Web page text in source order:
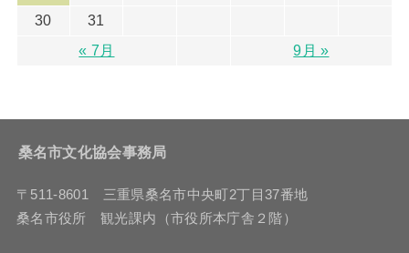
30
31
« 7月
9月 »
桑名市文化協会事務局
〒511-8601 三重県桑名市中央町2丁目37番地
桑名市役所 観光課内（市役所本庁舎２階）